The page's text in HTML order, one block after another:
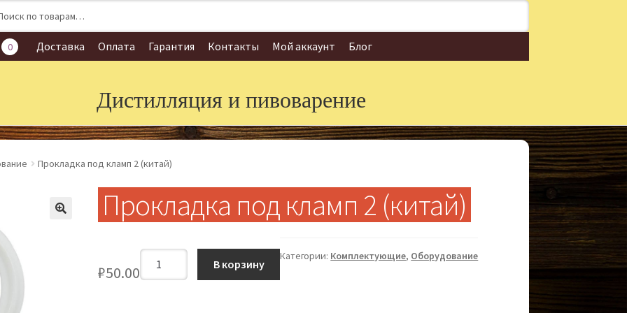
0 Доставка Оплата Гарантия Контакты Мой аккаунт Блог
Дистилляция и пивоварение
Прокладка под кламп 2 (китай)
Прокладка под кламп 2 (китай)
₽50.00 В корзину
Категории: Комплектующие, Оборудование